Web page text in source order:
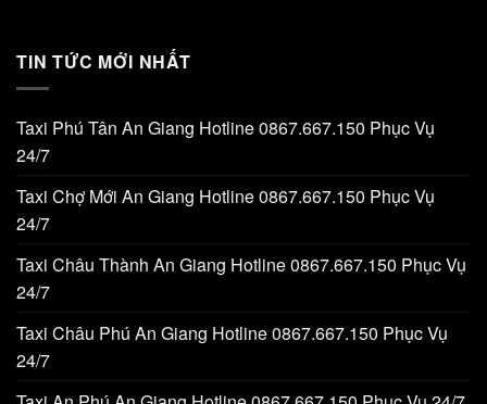
TIN TỨC MỚI NHẤT
Taxi Phú Tân An Giang Hotline 0867.667.150 Phục Vụ
24/7
Taxi Chợ Mới An Giang Hotline 0867.667.150 Phục Vụ
24/7
Taxi Châu Thành An Giang Hotline 0867.667.150 Phục Vụ
24/7
Taxi Châu Phú An Giang Hotline 0867.667.150 Phục Vụ
24/7